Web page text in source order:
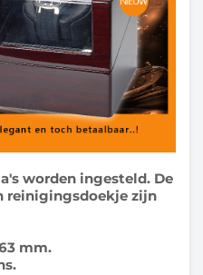
worden ingesteld. De
reinigingsdoekje zijn
mm.